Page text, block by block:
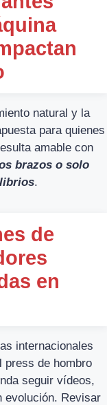
natural y la
para quienes
amable con
brazos o solo
.
de
en
internacionales
press de hombro
seguir vídeos,
evolución. Revisar